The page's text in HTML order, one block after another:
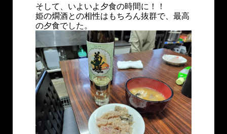
そして、いよいよ夕食の時間に！！
姫の燗酒との相性はもちろん抜群で、最高
の夕食でした。